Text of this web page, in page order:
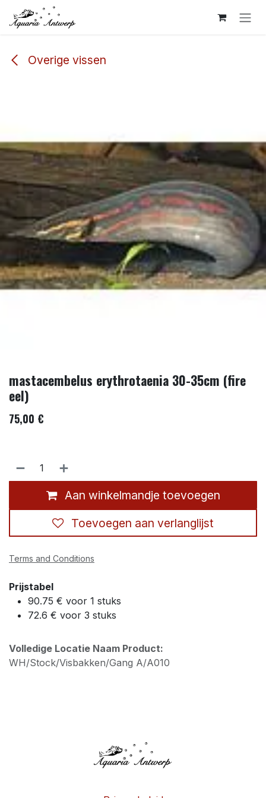
Overslaan naar inhoud
Overige vissen
mastacembelus erythrotaenia 30-35cm (fire
eel)
75,00 €
Aan winkelmandje toevoegen
Toevoegen aan verlanglijst
Terms and Conditions
Prijstabel
90.75 € voor 1 stuks
72.6 € voor 3 stuks
Volledige Locatie Naam Product:
WH/Stock/Visbakken/Gang A/A010